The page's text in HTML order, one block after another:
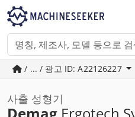
/ ... / 광고 ID: A22126227
사출 성형기